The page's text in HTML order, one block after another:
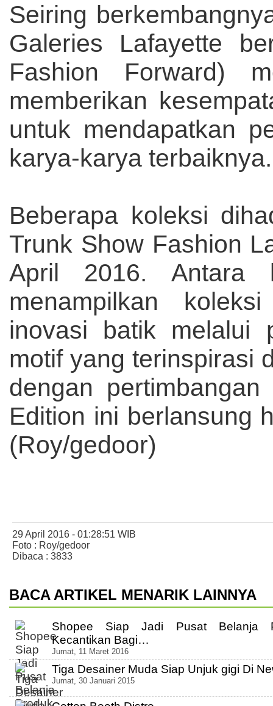
Seiring
Galeries Lafayette
Fashion Forward)
memberikan
untuk mendapatkan
karya-karya
Beberapa koleksi
Trunk Show Fashion
April 2016. Antara
menampilkan
inovasi batik melalui
motif yang terinspirasi
dengan
Edition ini berlansung
(Roy/gedoor)
29 April 2016 - 01:28:51 WIB
Foto : Roy/gedoor
Dibaca : 3833
BACA ARTIKEL MENARIK LAINNYA
Shopee Siap Jadi Pusat Belanja
Kecantikan Bagi…
Jumat, 11 Maret 2016
Tiga Desainer Muda Siap Unjuk gigi Di
Jumat, 30 Januari 2015